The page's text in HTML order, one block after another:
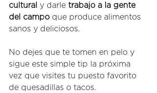
cultural y darle trabajo a la gente
del campo que produce alimentos
sanos y deliciosos.
No dejes que te tomen en pelo y
sigue este simple tip la próxima
vez que visites tu puesto favorito
de quesadillas o tacos.